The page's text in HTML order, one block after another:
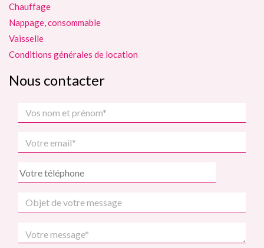
Chauffage
Nappage, consommable
Vaisselle
Conditions générales de location
Nous contacter